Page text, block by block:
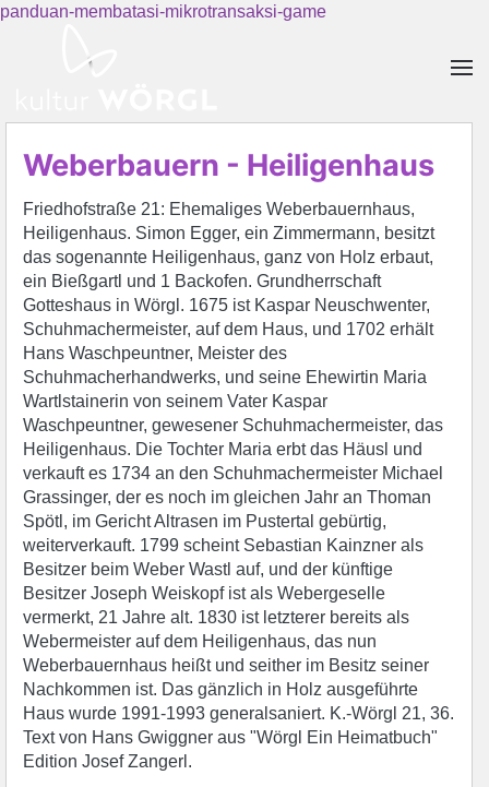
panduan-membatasi-mikrotransaksi-game
Weberbauern - Heiligenhaus
Friedhofstraße 21: Ehemaliges Weberbauernhaus,
Heiligenhaus. Simon Egger, ein Zimmermann, besitzt
das sogenannte Heiligenhaus, ganz von Holz erbaut,
ein Bießgartl und 1 Backofen. Grundherrschaft
Gotteshaus in Wörgl. 1675 ist Kaspar Neuschwenter,
Schuhmachermeister, auf dem Haus, und 1702 erhält
Hans Waschpeuntner, Meister des
Schuhmacherhandwerks, und seine Ehewirtin Maria
Wartlstainerin von seinem Vater Kaspar
Waschpeuntner, gewesener Schuhmachermeister, das
Heiligenhaus. Die Tochter Maria erbt das Häusl und
verkauft es 1734 an den Schuhmachermeister Michael
Grassinger, der es noch im gleichen Jahr an Thoman
Spötl, im Gericht Altrasen im Pustertal gebürtig,
weiterverkauft. 1799 scheint Sebastian Kainzner als
Besitzer beim Weber Wastl auf, und der künftige
Besitzer Joseph Weiskopf ist als Webergeselle
vermerkt, 21 Jahre alt. 1830 ist letzterer bereits als
Webermeister auf dem Heiligenhaus, das nun
Weberbauernhaus heißt und seither im Besitz seiner
Nachkommen ist. Das gänzlich in Holz ausgeführte
Haus wurde 1991-1993 generalsaniert. K.-Wörgl 21, 36.
Text von Hans Gwiggner aus "Wörgl Ein Heimatbuch"
Edition Josef Zangerl.